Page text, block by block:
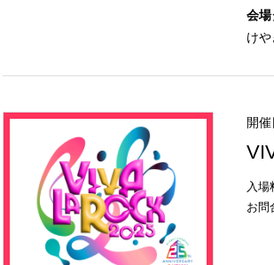
会場
け
開催
入場
お問